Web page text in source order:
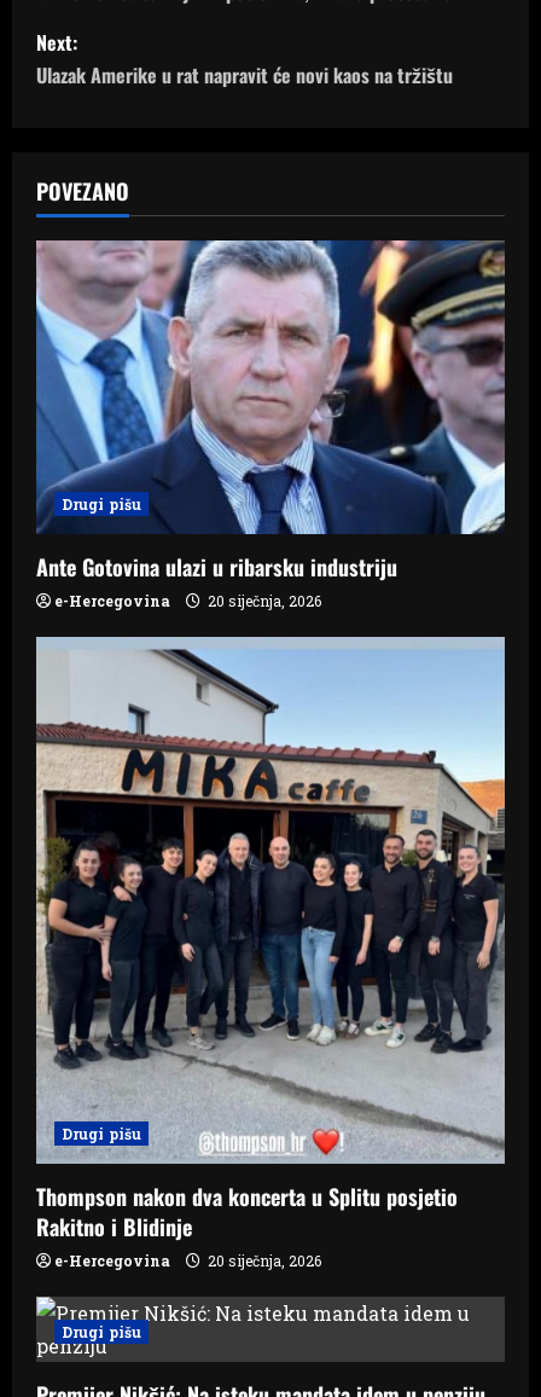
t
a
v
i
g
t
i
o
n
Next:
Ulazak Amerike u rat napravit će novi kaos na tržištu
POVEZANO
Drugi pišu
Ante Gotovina ulazi u ribarsku industriju
e-Hercegovina 20 siječnja, 2026
Drugi pišu
Thompson nakon dva koncerta u Splitu posjetio
Rakitno i Blidinje
e-Hercegovina 20 siječnja, 2026
Drugi pišu